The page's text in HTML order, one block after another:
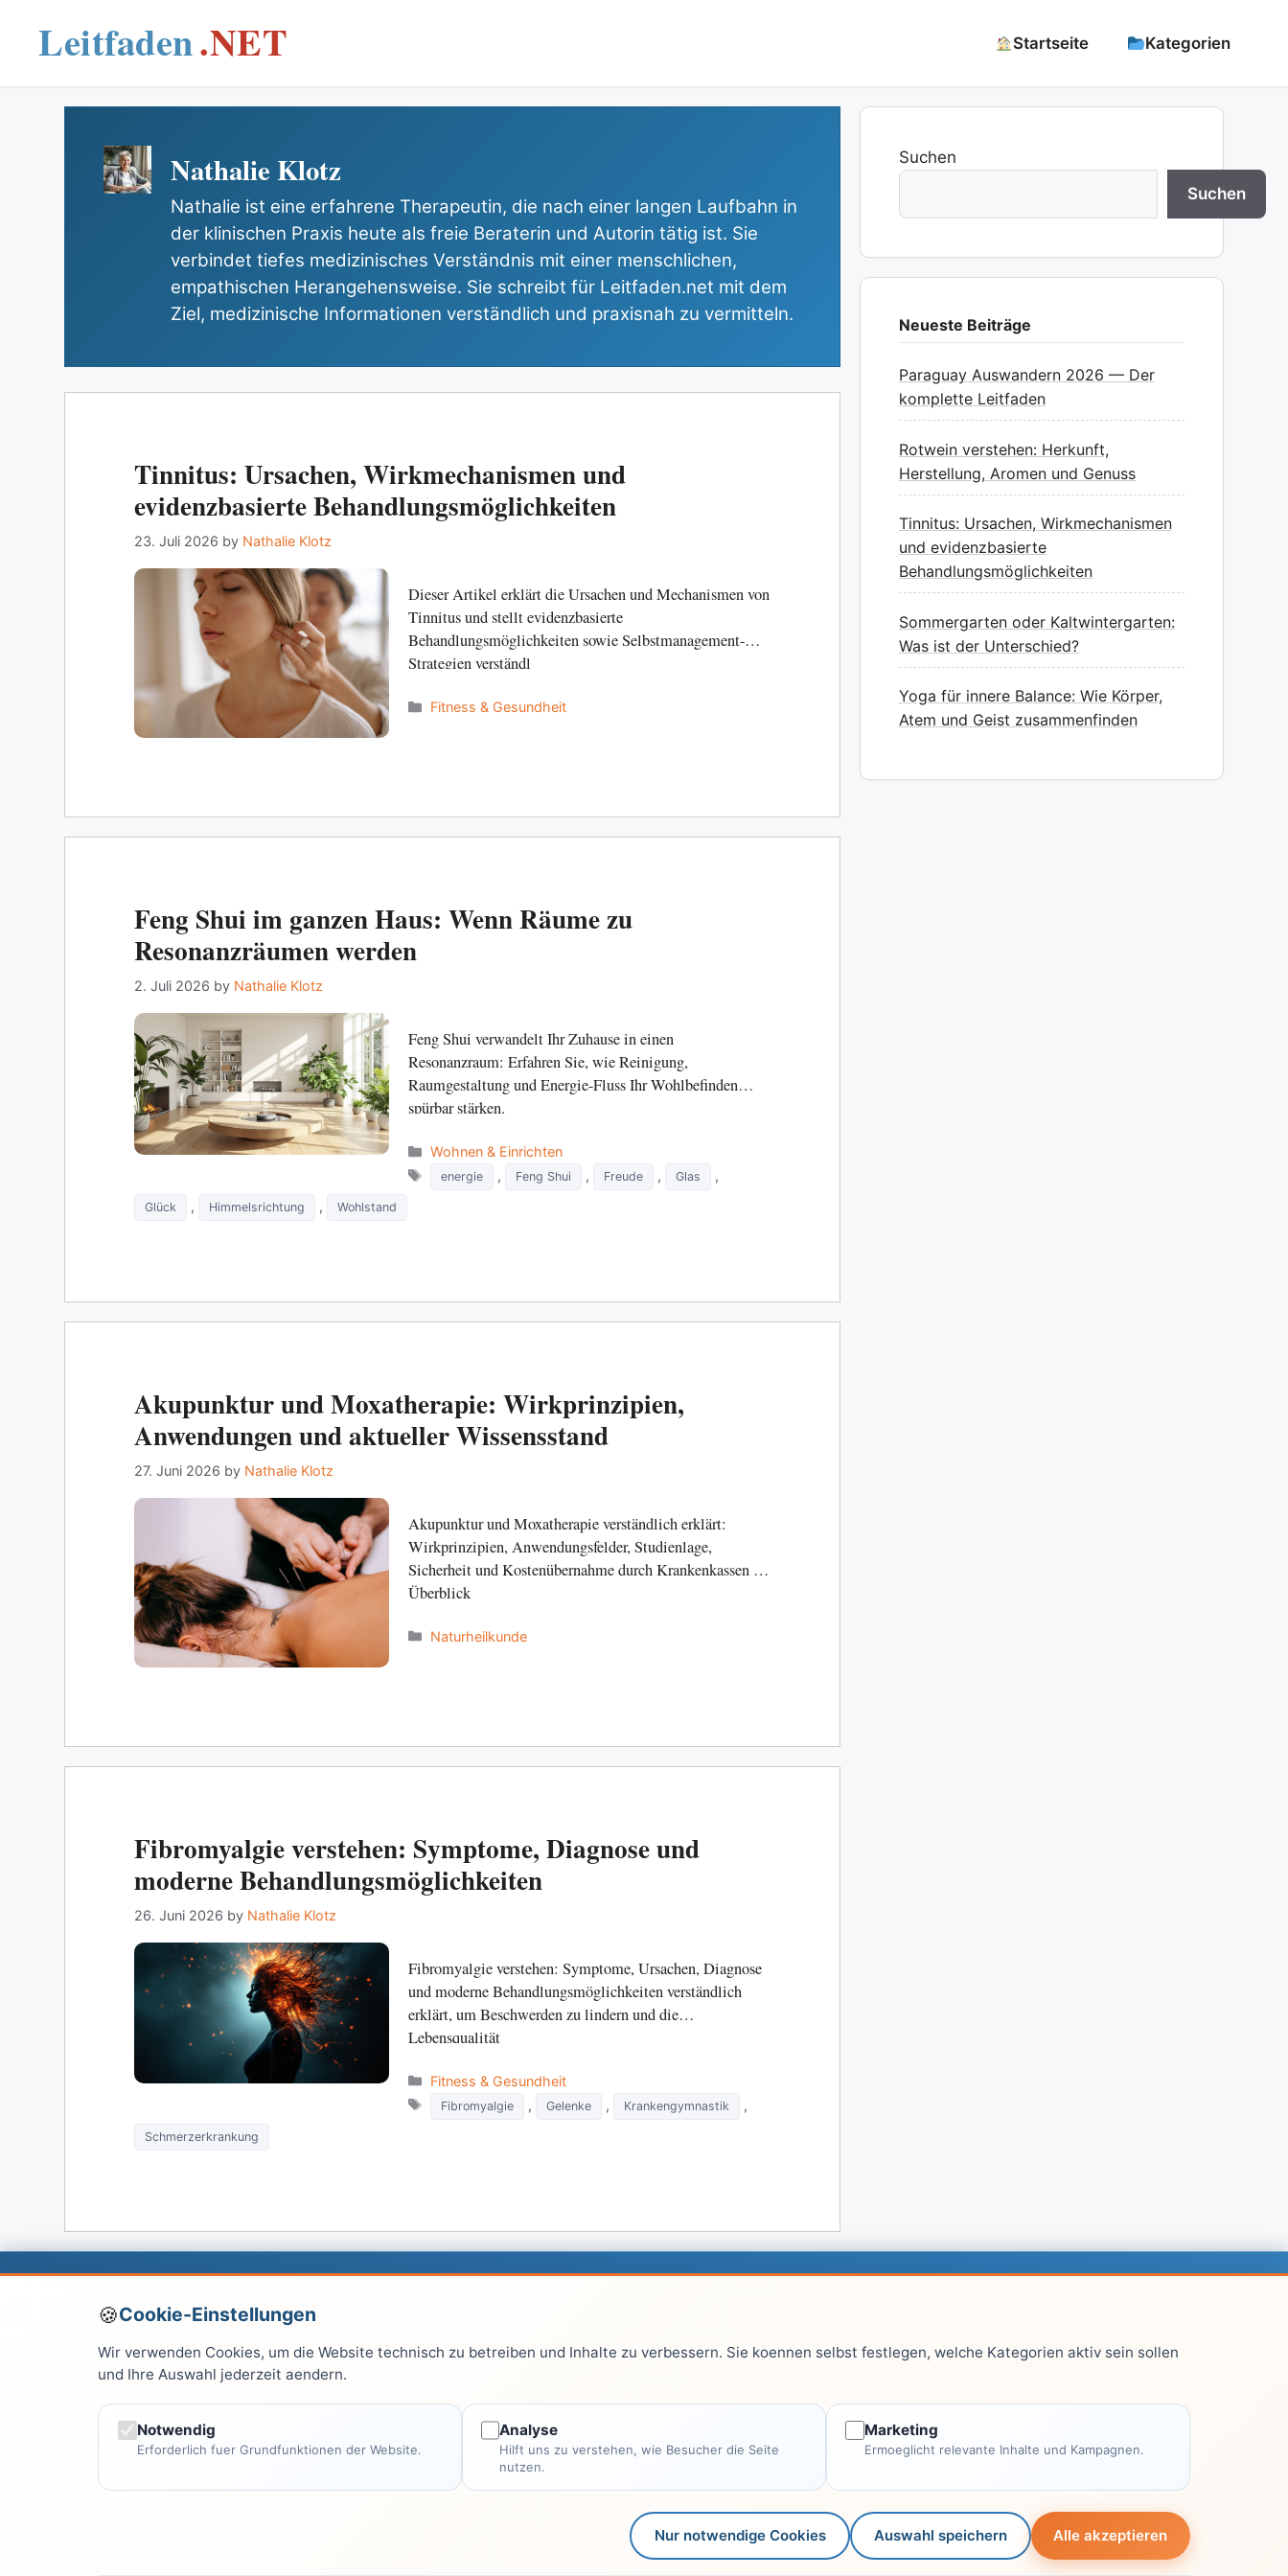
content
Startseite Kategorien
Nathalie Klotz
Nathalie ist eine erfahrene Therapeutin, die nach einer langen Laufbahn in
der klinischen Praxis heute als freie Beraterin und Autorin tätig ist. Sie
verbindet tiefes medizinisches Verständnis mit einer menschlichen,
empathischen Herangehensweise. Sie schreibt für Leitfaden.net mit dem
Ziel, medizinische Informationen verständlich und praxisnah zu vermitteln.
Tinnitus: Ursachen, Wirkmechanismen und
evidenzbasierte Behandlungsmöglichkeiten
23. Juli 2026 by Nathalie Klotz
Dieser Artikel erklärt die Ursachen und Mechanismen von
Tinnitus und stellt evidenzbasierte
Behandlungsmöglichkeiten sowie Selbstmanagement-
Strategien verständl
Categories
Fitness & Gesundheit
Feng Shui im ganzen Haus: Wenn Räume zu
Resonanzräumen werden
2. Juli 2026 by Nathalie Klotz
Feng Shui verwandelt Ihr Zuhause in einen
Resonanzraum: Erfahren Sie, wie Reinigung,
Raumgestaltung und Energie-Fluss Ihr Wohlbefinden
spürbar stärken.
Categories
Wohnen & Einrichten
Tags
energie , Feng Shui , Freude , Glas ,
Glück , Himmelsrichtung , Wohlstand
Akupunktur und Moxatherapie: Wirkprinzipien,
Anwendungen und aktueller Wissensstand
27. Juni 2026 by Nathalie Klotz
Akupunktur und Moxatherapie verständlich erklärt:
Wirkprinzipien, Anwendungsfelder, Studienlage,
Sicherheit und Kostenübernahme durch Krankenkassen im
Überblick
Categories
Naturheilkunde
Fibromyalgie verstehen: Symptome, Diagnose und
moderne Behandlungsmöglichkeiten
26. Juni 2026 by Nathalie Klotz
Fibromyalgie verstehen: Symptome, Ursachen, Diagnose
und moderne Behandlungsmöglichkeiten verständlich
erklärt, um Beschwerden zu lindern und die
Lebensqualität
Categories
Fitness & Gesundheit
Tags
Fibromyalgie , Gelenke , Krankengymnastik ,
Schmerzerkrankung
Suchen
Suchen
Neueste Beiträge
Paraguay Auswandern 2026 — Der
komplette Leitfaden
Rotwein verstehen: Herkunft,
Herstellung, Aromen und Genuss
Tinnitus: Ursachen, Wirkmechanismen
und evidenzbasierte
Behandlungsmöglichkeiten
Sommergarten oder Kaltwintergarten:
Was ist der Unterschied?
Yoga für innere Balance: Wie Körper,
Atem und Geist zusammenfinden
ÜberLeitfaden.net
Leitfaden.net ist Ihre zentrale Anlaufstelle für
verständliche und praxisnahe Informationen aus
Leser auf unsere fundierten Artikel.
Computer & EDV
Wissen & Lernen
Finanzen
Impressum
Kontakt
Autoren
Leitfaden-Konzept
Cookie-Einstellungen
Wir verwenden Cookies, um die Website technisch zu betreiben und Inhalte zu verbessern. Sie koennen selbst festlegen, welche Kategorien aktiv sein sollen
und Ihre Auswahl jederzeit aendern.
Notwendig
Erforderlich fuer Grundfunktionen der Website.
Analyse
Hilft uns zu verstehen, wie Besucher die Seite
nutzen.
Marketing
Ermoeglicht relevante Inhalte und Kampagnen.
Nur notwendige Cookies Auswahl speichern Alle akzeptieren